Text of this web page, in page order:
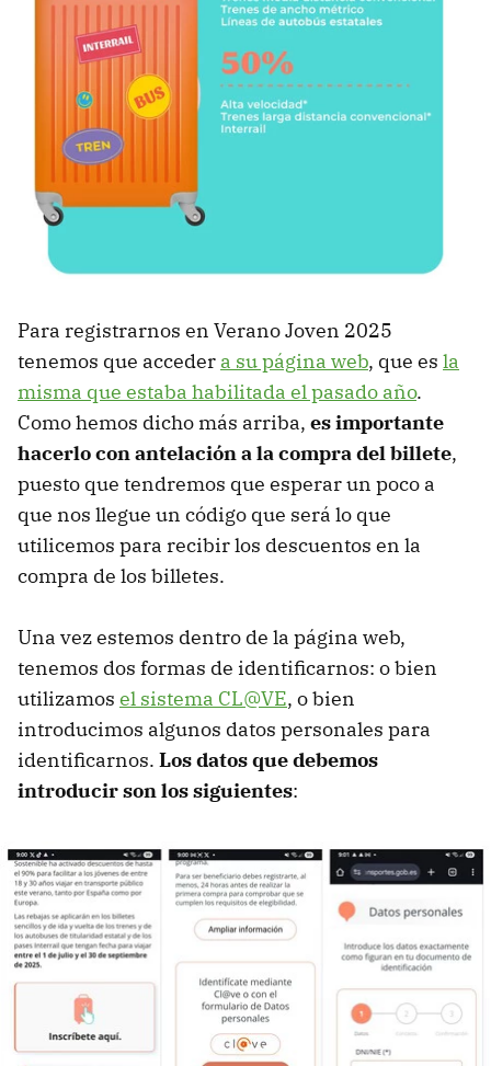
Para registrarnos en Verano Joven 2025
tenemos que acceder a su página web, que es la
misma que estaba habilitada el pasado año.
Como hemos dicho más arriba, es importante
hacerlo con antelación a la compra del billete,
puesto que tendremos que esperar un poco a
que nos llegue un código que será lo que
utilicemos para recibir los descuentos en la
compra de los billetes.
Una vez estemos dentro de la página web,
tenemos dos formas de identificarnos: o bien
utilizamos el sistema CL@VE, o bien
introducimos algunos datos personales para
identificarnos. Los datos que debemos
introducir son los siguientes: